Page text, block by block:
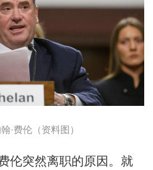
伦（资料图）
突然离职的原因。就